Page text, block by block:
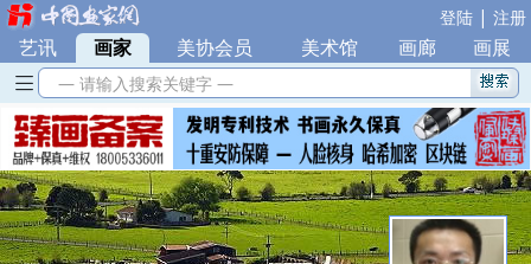
登陆 | 注册
艺讯 | 画家 美协会员 美术馆 画廊 画展
— 请输入搜索关键字 —